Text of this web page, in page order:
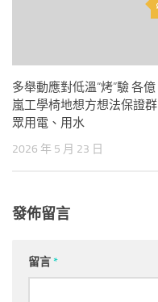
多舉動應對低溫“烤”驗 各億
嵐工學椅地想方想法保證群
眾用電、用水
2026 年 5 月 23 日
發佈留言
留言*